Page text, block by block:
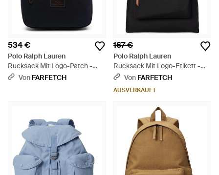
534 €
Polo Ralph Lauren
Rucksack Mit Logo-Patch -
BlauVon FARFETCH
167 €
Polo Ralph Lauren
Rucksack Mit Logo-Etikett -
Schwarz
Von FARFETCH
AUSVERKAUFT